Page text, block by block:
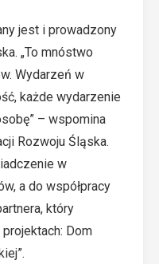
jest i prowadzony
„To mnóstwo
Wydarzeń w
każde wydarzenie
– wspomina
Rozwoju Śląska.
w
a do współpracy
który
Dom